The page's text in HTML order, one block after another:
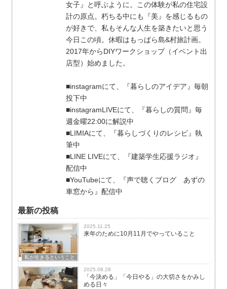
女子』と呼ぶように。この体験が私の住宅設
計の原点。朽ちる中にも『美』を感じるもの
が好きで、私もそんな人生を築きたいと思う
今日この頃。休暇はもっぱら島&村旅計画。
2017年からDIYワークショップ（イベント出
店型）始めました。
■instagramにて、『暮らしのアイデア』毎朝
投下中
■instagramLIVEにて、『暮らしの質問』毎
週金曜22:00に解説中
■LIMIAにて、『暮らしづくりのレシピ』執
筆中
■LINE LIVEにて、『建築学生応援ラジオ』
配信中
■YouTubeにて、『声で聴くブログ あずの
車窓から』配信中
最新の投稿
私が生きるということ
2025.11.25
来年のために10月11月でやっていること
2025.08.28
「今決める」「今日やる」の大切さをかみし
める日々